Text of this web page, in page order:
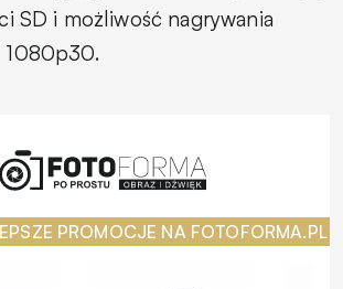
SD i możliwość nagrywania
1080p30.
PROMOCJE NA FOTOFORMA.PL